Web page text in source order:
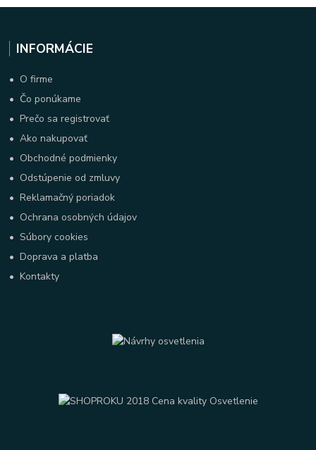
INFORMÁCIE
• O firme
• Čo ponúkame
•Prečo sa registrovať
•Ako nakupovať
• Obchodné podmienky
• Odstúpenie od zmluvy
•Reklamačný poriadok
• Ochrana osobných údajov
•Súbory cookies
•Doprava a platba
•Kontakty